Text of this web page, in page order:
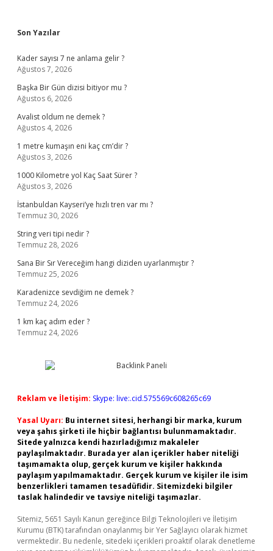
Sidebar
Son Yazılar
Kader sayısı 7 ne anlama gelir ?
Ağustos 7, 2026
Başka Bir Gün dizisi bitiyor mu ?
Ağustos 6, 2026
Avalist oldum ne demek ?
Ağustos 4, 2026
1 metre kumaşın eni kaç cm’dir ?
Ağustos 3, 2026
1000 Kilometre yol Kaç Saat Sürer ?
Ağustos 3, 2026
İstanbuldan Kayseri’ye hızlı tren var mı ?
Temmuz 30, 2026
String veri tipi nedir ?
Temmuz 28, 2026
Sana Bir Sır Vereceğim hangi diziden uyarlanmıştır ?
Temmuz 25, 2026
Karadenizce sevdiğim ne demek ?
Temmuz 24, 2026
1 km kaç adım eder ?
Temmuz 24, 2026
Reklam ve İletişim: Skype: live:.cid.575569c608265c69
Yasal Uyarı: Bu internet sitesi, herhangi bir marka, kurum
veya şahıs şirketi ile hiçbir bağlantısı bulunmamaktadır.
Sitede yalnızca kendi hazırladığımız makaleler
paylaşılmaktadır. Burada yer alan içerikler haber niteliği
taşımamakta olup, gerçek kurum ve kişiler hakkında
paylaşım yapılmamaktadır. Gerçek kurum ve kişiler ile isim
benzerlikleri tamamen tesadüfidir. Sitemizdeki bilgiler
taslak halindedir ve tavsiye niteliği taşımazlar.
Sitemiz, 5651 Sayılı Kanun gereğince Bilgi Teknolojileri ve İletişim
Kurumu (BTK) tarafından onaylanmış bir Yer Sağlayıcı olarak hizmet
vermektedir. Bu nedenle, sitedeki içerikleri proaktif olarak denetleme